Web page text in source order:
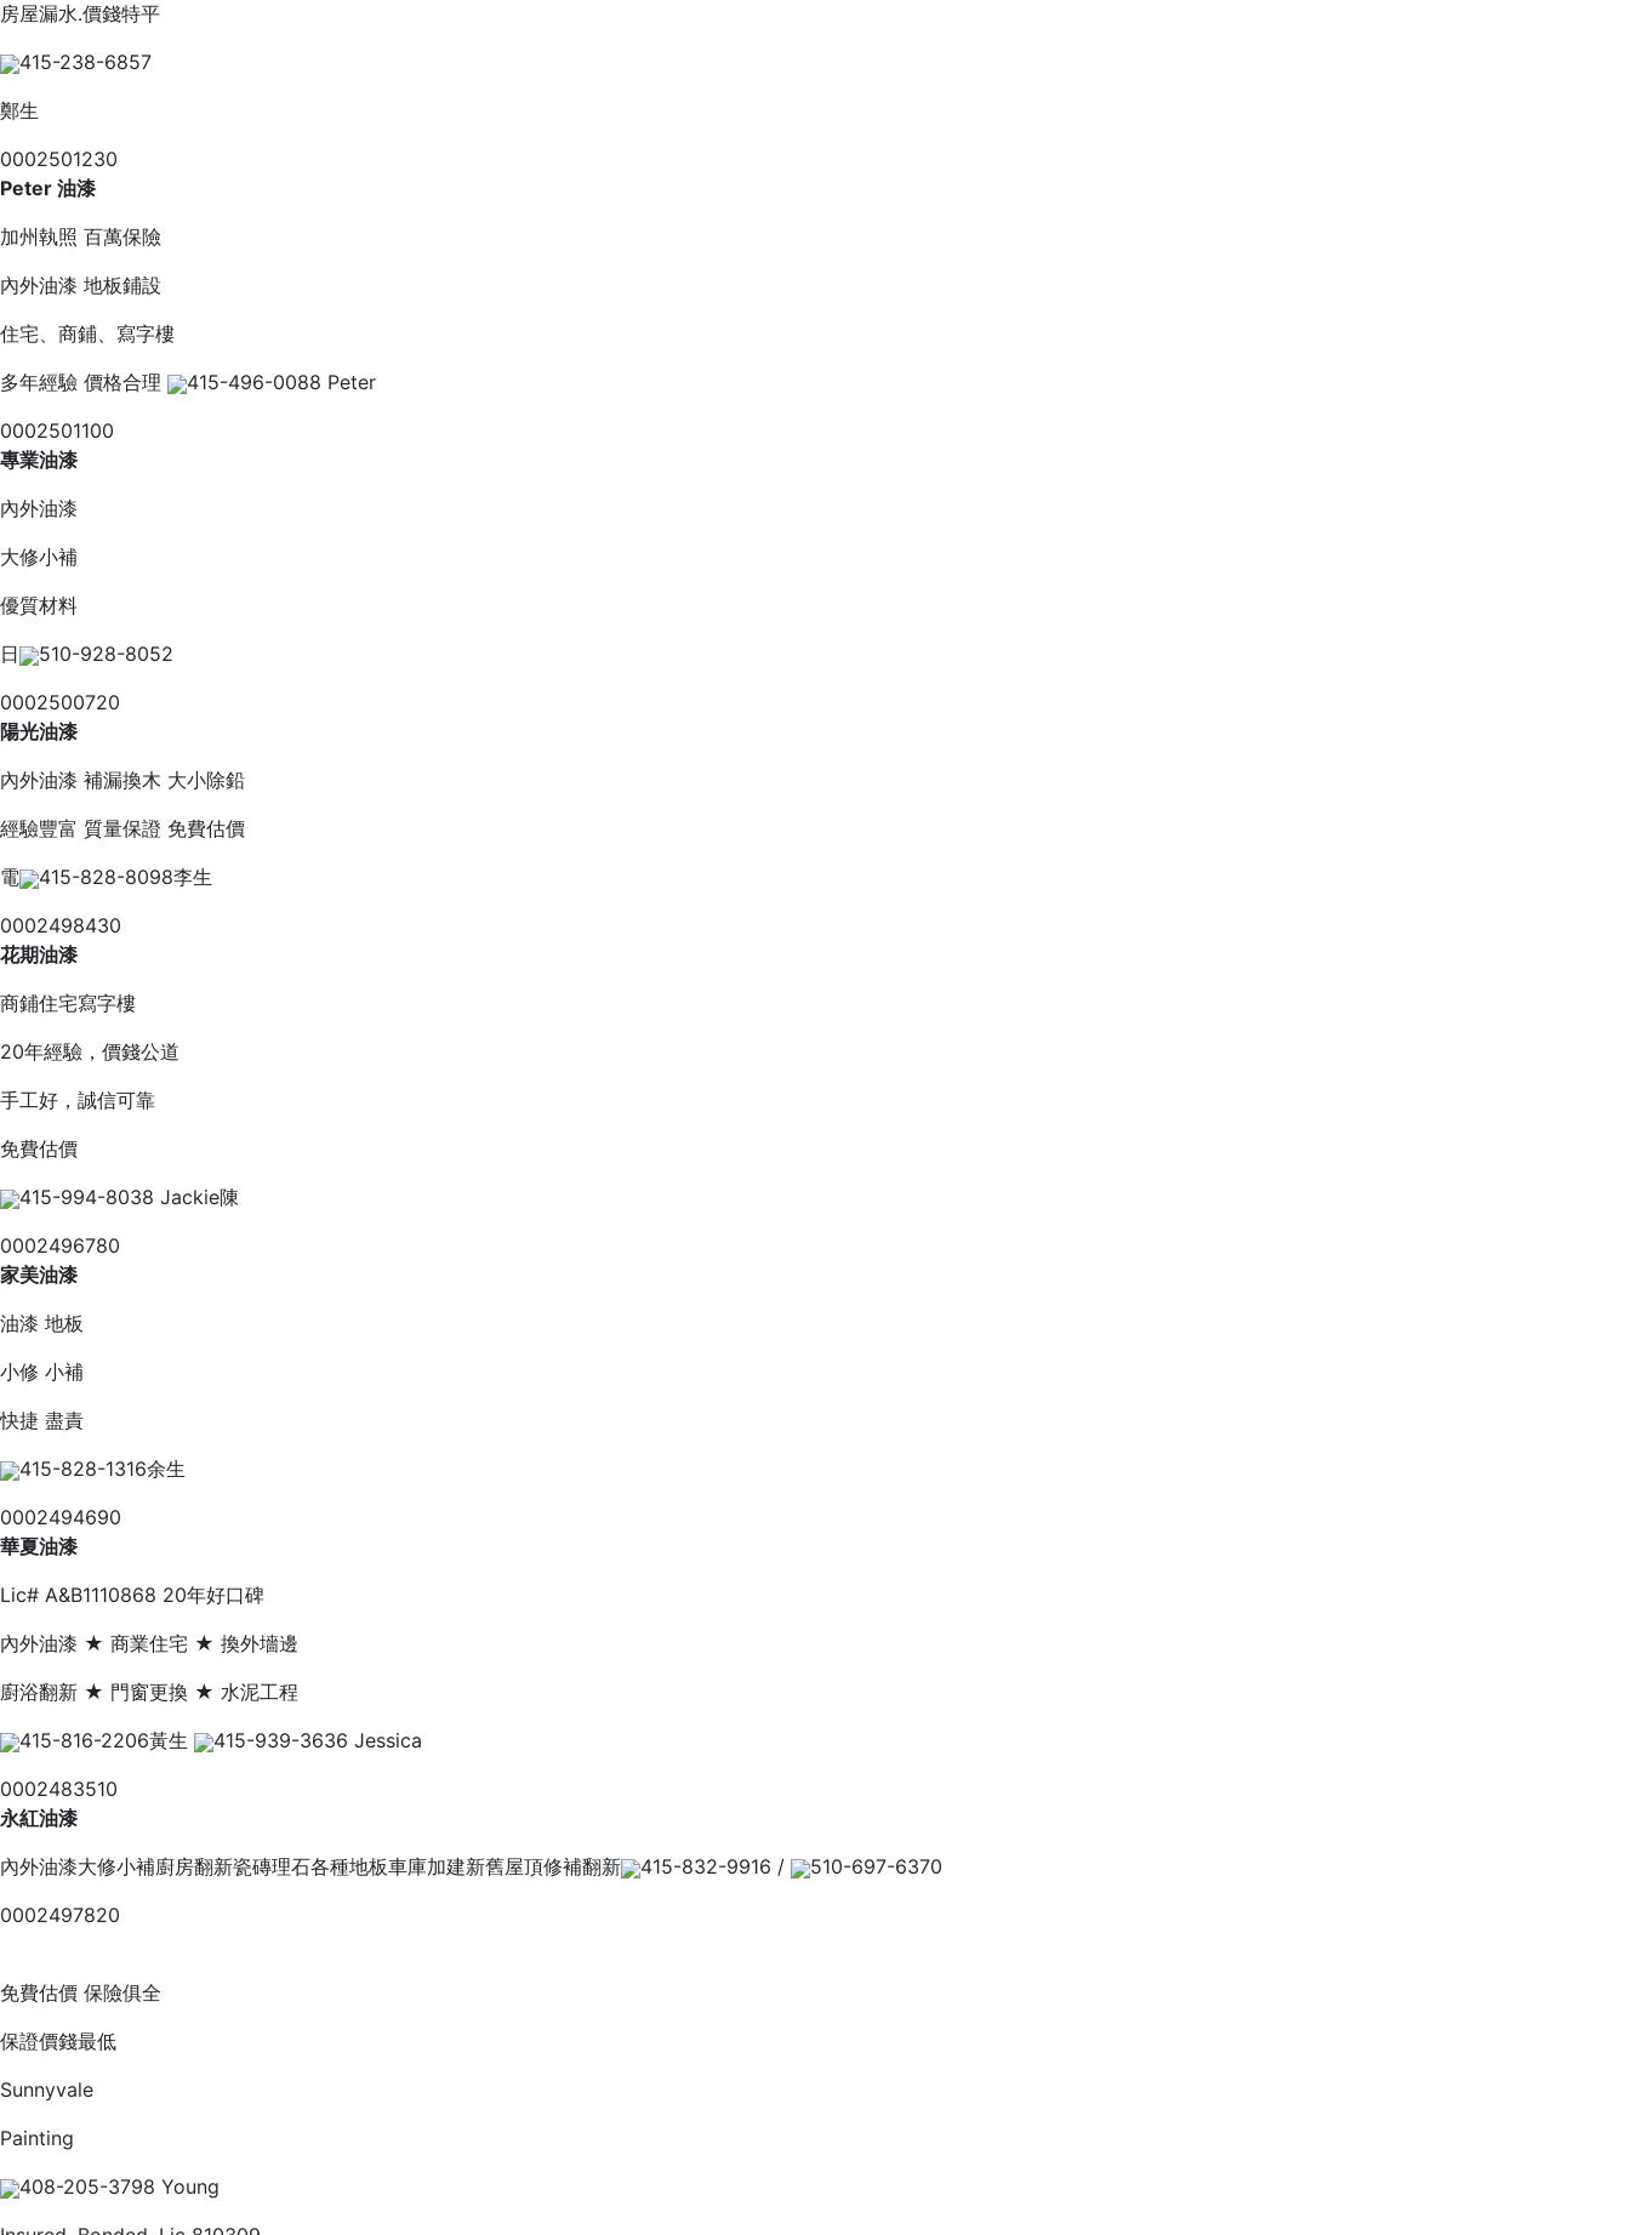
房屋漏水․價錢特平
415-238-6857
鄭生
0002501230
Peter 油漆
加州執照 百萬保險
內外油漆 地板鋪設
住宅、商鋪、寫字樓
多年經驗 價格合理
415-496-0088 Peter
0002501100
專業油漆
內外油漆
大修小補
優質材料
日
510-928-8052
0002500720
陽光油漆
內外油漆 補漏換木 大小除鉛
經驗豐富 質量保證 免費估價
電
415-828-8098李生
0002498430
花期油漆
商鋪住宅寫字樓
20年經驗，價錢公道
手工好，誠信可靠
免費估價
415-994-8038 Jackie陳
0002496780
家美油漆
油漆 地板
小修 小補
快捷 盡責
415-828-1316余生
0002494690
華夏油漆
Lic# A&B1110868 20年好口碑
內外油漆 ★ 商業住宅 ★ 換外墻邊
廚浴翻新 ★ 門窗更換 ★ 水泥工程
415-816-2206黃生
415-939-3636 Jessica
0002483510
永紅油漆
內外油漆大修小補廚房翻新瓷磚理石各種地板車庫加建新舊屋頂修補翻新
415-832-9916 /
510-697-6370
0002497820
免費估價 保險俱全
保證價錢最低
Sunnyvale
Painting
408-205-3798 Young